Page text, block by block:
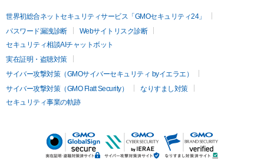
世界初総合ネットセキュリティサービス「GMOセキュリティ24」
パスワード漏洩診断
Webサイトリスク診断
セキュリティ相談AIチャットボット
実在証明・盗聴対策
サイバー攻撃対策（GMOサイバーセキュリティ byイエラエ）
サイバー攻撃対策（GMO Flatt Security）
なりすまし対策
セキュリティ事業の軌跡